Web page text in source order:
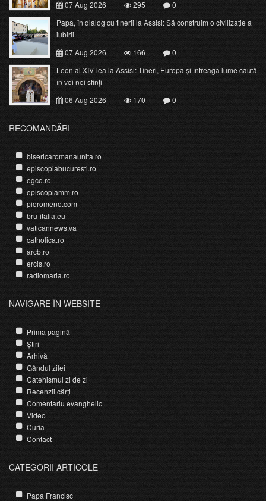
07 Aug 2026 295
0
Papa, în dialog cu tinerii la Assisi: Să construim o civilizație a
iubirii
07 Aug 2026
166
0
Leon al XIV-lea la Assisi: Tineri, Europa și întreaga lume caută
în voi noi sfinți
06 Aug 2026
170 0
RECOMANDĂRI
bisericaromanaunita.ro
episcopiabucuresti.ro
egco.ro
episcopiamm.ro
pioromeno.com
bru-italia.eu
vaticannews.va
catholica.ro
arcb.ro
ercis.ro
radiomaria.ro
NAVIGARE ÎN WEBSITE
Prima pagină
Știri
Arhivă
Gândul zilei
Catehismul zi de zi
Recenzii cărți
Comentariu evanghelic
Video
Curia
Contact
CATEGORII ARTICOLE
Papa Francisc